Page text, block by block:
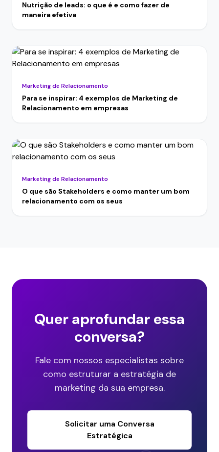
Nutrição de leads: o que é e como fazer de
maneira efetiva
Marketing de Relacionamento
Para se inspirar: 4 exemplos de Marketing de
Relacionamento em empresas
Marketing de Relacionamento
O que são Stakeholders e como manter um bom
relacionamento com os seus
Quer aprofundar essa
conversa?
Fale com nossos especialistas sobre
como estruturar a estratégia de
marketing da sua empresa.
Solicitar uma Conversa
Estratégica